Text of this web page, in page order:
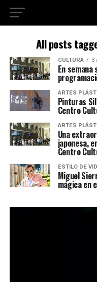
All posts
CULTURA 3
En
ARTES
Pinturas
Centro
ARTES
Una
japonesa,
Centro
ESTILO DE
Miguel
mágica en